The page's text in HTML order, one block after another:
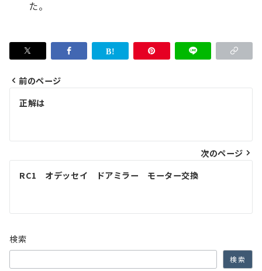
た。
投
ビ
ゲ
シ
ョ
ン
前のページ
正解は
次のページ
RC1 オデッセイ ドアミラー モーター交換
検索
検索